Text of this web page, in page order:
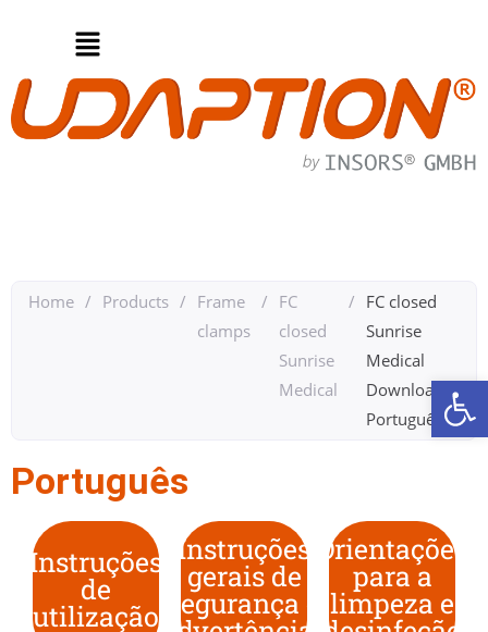
Home / Products / Frame
clamps
/ FC
closed
Sunrise
Medical
/ FC closed
Sunrise
Medical
Downloads
Português​
Português
Instruções
de
utilização
Instruções
gerais de
segurança e
Orientações
para a
limpeza e